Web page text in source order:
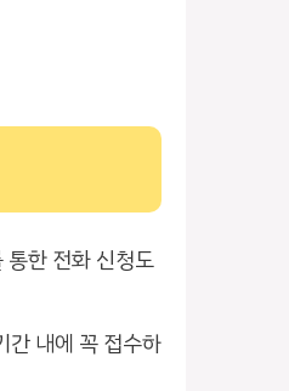
한 전화 신청도
간 내에 꼭 접수하